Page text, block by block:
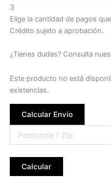
3
Elige la cantidad de pagos
Crédito sujeto a aprobación.
¿Tienes dudas? Consulta
Este producto no está
existencias.
Calcular Envio
Calcular